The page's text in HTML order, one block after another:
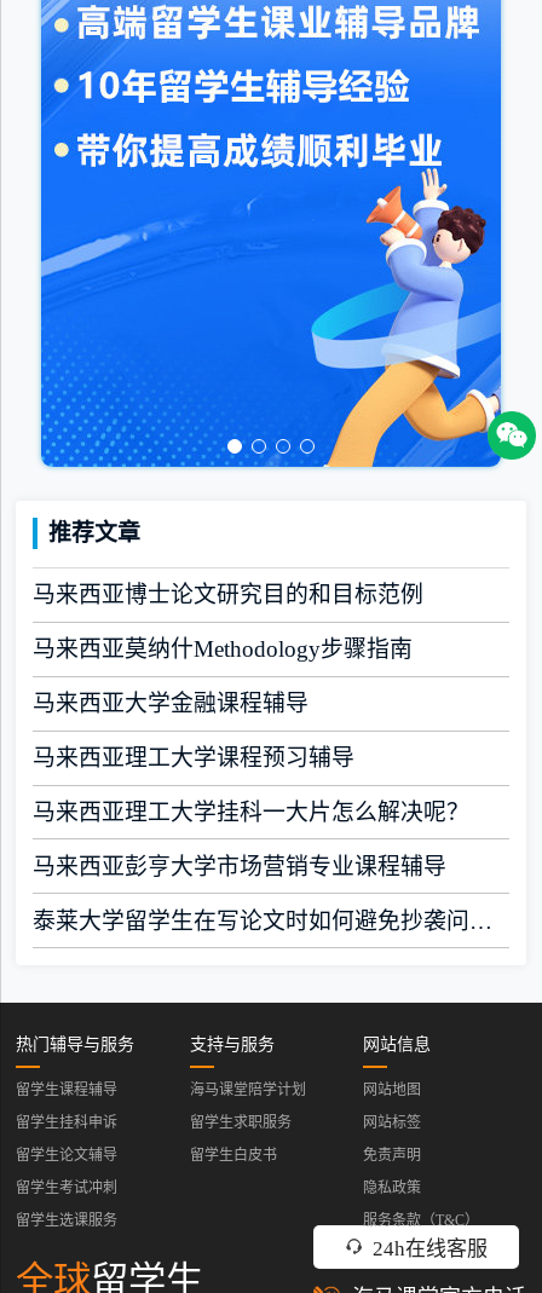
推荐文章
马来西亚博士论文研究目的和目标范例
马来西亚莫纳什Methodology步骤指南
马来西亚大学金融课程辅导
马来西亚理工大学课程预习辅导
马来西亚理工大学挂科一大片怎么解决呢？
马来西亚彭亨大学市场营销专业课程辅导
泰莱大学留学生在写论文时如何避免抄袭问题？
24h在线客服
热门辅导与服务
留学生课程辅导
留学生挂科申诉
留学生论文辅导
留学生考试冲刺
留学生选课服务
支持与服务
海马课堂陪学计划
留学生求职服务
留学生白皮书
网站信息
网站地图
网站标签
免责声明
隐私政策
服务条款（T&C）
全球留学生